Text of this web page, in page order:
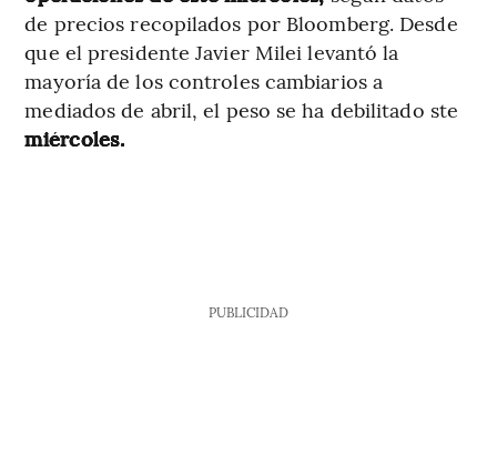
de precios recopilados por Bloomberg. Desde
que el presidente Javier Milei levantó la
mayoría de los controles cambiarios a
mediados de abril, el peso se ha debilitado ste
miércoles.
PUBLICIDAD